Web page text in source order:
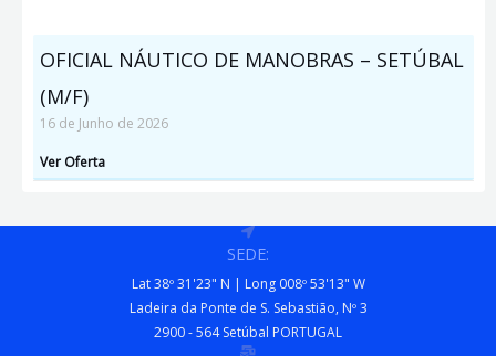
OFICIAL NÁUTICO DE MANOBRAS – SETÚBAL
(M/F)
16 de Junho de 2026
Ver Oferta
SEDE:
Lat 38º 31'23" N | Long 008º 53'13" W
Ladeira da Ponte de S. Sebastião, Nº 3
2900 - 564 Setúbal PORTUGAL